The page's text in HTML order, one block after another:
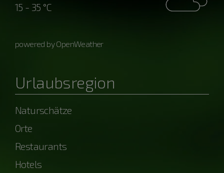
15 - 35 °C
powered by OpenWeather
Urlaubsregion
Naturschätze
Orte
Restaurants
Hotels